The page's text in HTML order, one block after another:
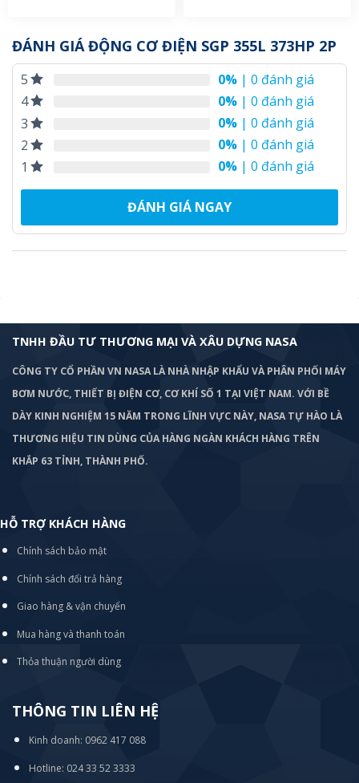
ĐÁNH GIÁ ĐỘNG CƠ ĐIỆN SGP 355L 373HP 2P
5 0% | 0 đánh giá
4
0% | 0 đánh giá
3
0% | 0 đánh giá
2
0% | 0 đánh giá
1
0% | 0 đánh giá
ĐÁNH GIÁ NGAY
TNHH ĐẦU TƯ THƯƠNG MẠI VÀ XÂU DỰNG NASA
CÔNG TY CỔ PHẦN VN NASA LÀ NHÀ NHẬP KHẨU VÀ PHÂN PHỐI MÁY
BƠM NƯỚC, THIẾT BỊ ĐIỆN CƠ, CƠ KHÍ SỐ 1 TẠI VIỆT NAM. VỚI BỀ
DÀY KINH NGHIỆM 15 NĂM TRONG LĨNH VỰC NÀY, NASA TỰ HÀO LÀ
THƯƠNG HIỆU TIN DÙNG CỦA HÀNG NGÀN KHÁCH HÀNG TRÊN
KHẮP 63 TỈNH, THÀNH PHỐ.
HỖ TRỢ KHÁCH HÀNG
Chính sách bảo mật
Chính sách đổi trả hàng
Giao hàng & vận chuyển
Mua hàng và thanh toán
Thỏa thuận người dùng
THÔNG TIN LIÊN HỆ
Kinh doanh: 0962 417 088
Hotline: 024 33 52 3333